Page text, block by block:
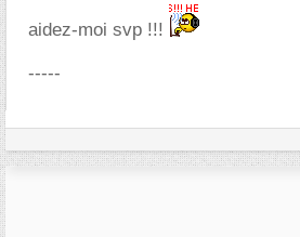
aidez-moi svp !!!
-----